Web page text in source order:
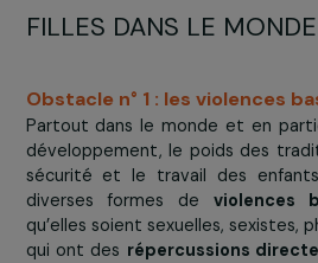
FILLES DANS LE
Obstacle n° 1 : les
Partout dans le monde et en
développement, le poids des